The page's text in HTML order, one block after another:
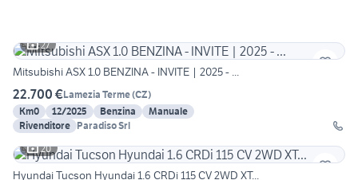
27
Mitsubishi ASX 1.0 BENZINA - INVITE | 2025 - ...
22.700 €Lamezia Terme(CZ)
Km0
12/2025 Benzina
Manuale
Rivenditore Paradiso Srl
20
Hyundai Tucson Hyundai 1.6 CRDi 115 CV 2WD XT...